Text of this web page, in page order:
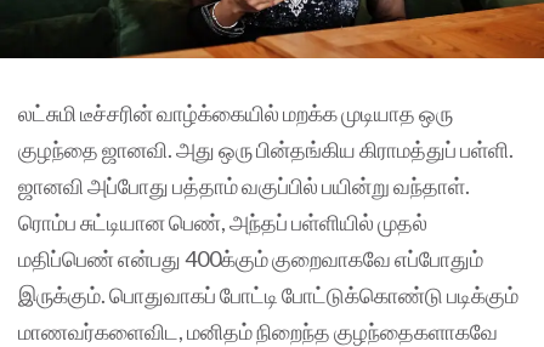
லட்சுமி டீச்சரின் வாழ்க்கையில் மறக்க முடியாத ஒரு
குழந்தை ஜானவி. அது ஒரு பின்தங்கிய கிராமத்துப் பள்ளி.
ஜானவி அப்போது பத்தாம் வகுப்பில் பயின்று வந்தாள்.
ரொம்ப சுட்டியான பெண், அந்தப் பள்ளியில் முதல்
மதிப்பெண் என்பது 400க்கும் குறைவாகவே எப்போதும்
இருக்கும். பொதுவாகப் போட்டி போட்டுக்கொண்டு படிக்கும்
மாணவர்களைவிட, மனிதம் நிறைந்த குழந்தைகளாகவே